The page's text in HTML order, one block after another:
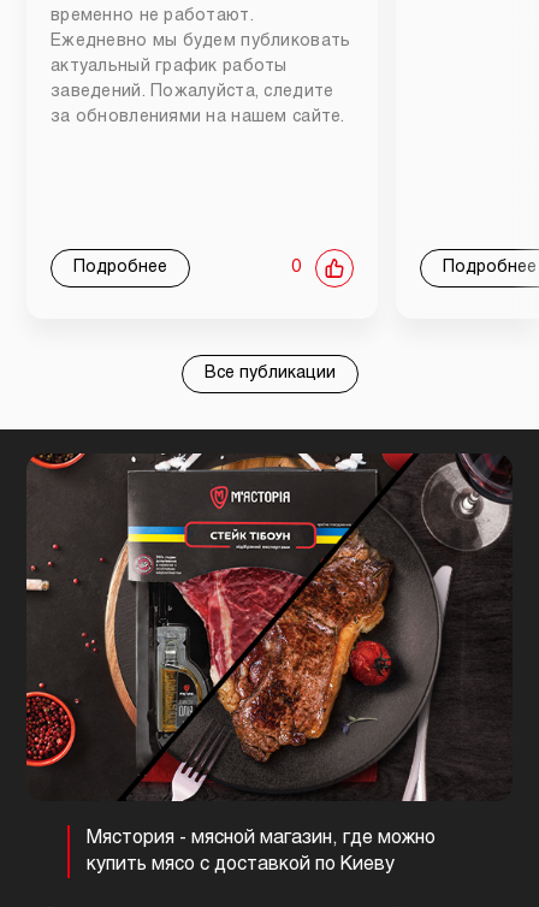
временно не работают.
Ежедневно мы будем публиковать
актуальный график работы
заведений. Пожалуйста, следите
за обновлениями на нашем сайте.
Подробнее 0 Подробнее
Все публикации
Мястория - мясной магазин, где можно
купить мясо с доставкой по Киеву